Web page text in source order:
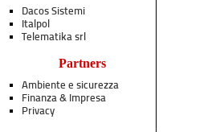
Dacos Sistemi
Italpol
Telematika srl
Partners
Ambiente e sicurezza
Finanza & Impresa
Privacy